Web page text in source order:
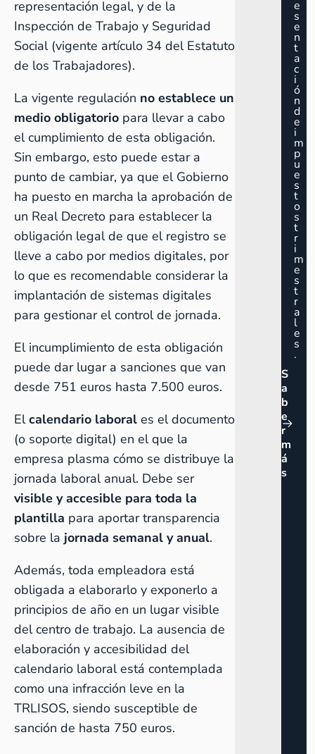
representación legal, y de la
Inspección de Trabajo y Seguridad
Social (vigente artículo 34 del Estatuto
de los Trabajadores).
La vigente regulación no establece un
medio obligatorio para llevar a cabo
el cumplimiento de esta obligación.
Sin embargo, esto puede estar a
punto de cambiar, ya que el Gobierno
ha puesto en marcha la aprobación de
un Real Decreto para establecer la
obligación legal de que el registro se
lleve a cabo por medios digitales, por
lo que es recomendable considerar la
implantación de sistemas digitales
para gestionar el control de jornada.
El incumplimiento de esta obligación
puede dar lugar a sanciones que van
desde 751 euros hasta 7.500 euros.
Elcalendario laboral es el documento
(o soporte digital) en el que la
empresa plasma cómo se distribuye la
jornada laboral anual. Debe ser
visible y accesible para toda la
plantilla para aportar transparencia
sobre la jornada semanal y anual.
Además, toda empleadora está
obligada a elaborarlo y exponerlo a
principios de año en un lugar visible
del centro de trabajo. La ausencia de
elaboración y accesibilidad del
calendario laboral está contemplada
como una infracción leve en la
TRLISOS, siendo susceptible de
sanción de hasta 750 euros.
e
s
e
n
t
a
c
i
ó
n
d
e
i
m
p
u
e
s
t
o
s
t
r
i
m
e
s
t
r
a
l
e
s
.
S
a
b
e
r
m
á
s